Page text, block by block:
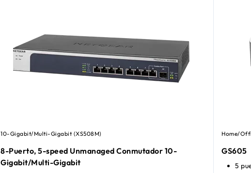
10-Gigabit/Multi-Gigabit (XS508M)
8-Puerto, 5-speed Unmanaged Conmutador 10-
Gigabit/Multi-Gigabit
Home/
GS605
5